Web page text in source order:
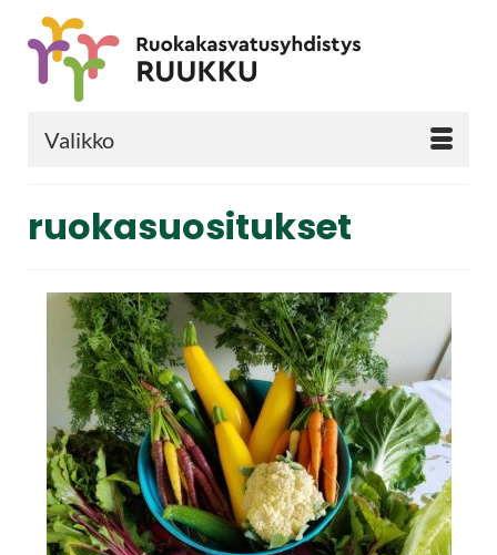
Valikko
ruokasuositukset